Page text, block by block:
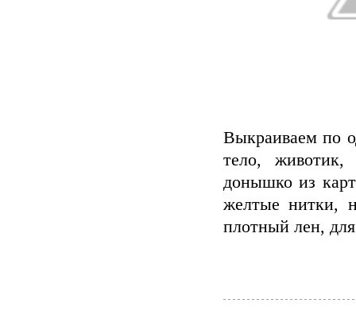
Выкраиваем по
тело,
донышко из
желтые нитки,
плотный лен,